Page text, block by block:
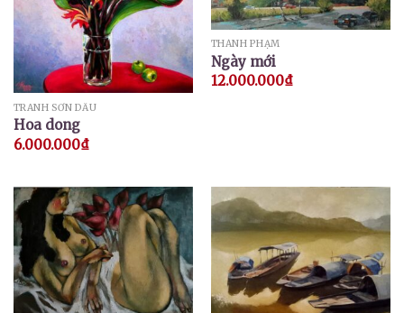
TRANH SƠN DẦU
Hoa dong
6.000.000₫
THÀNH PHẠM
Ngày mới
12.000.000₫